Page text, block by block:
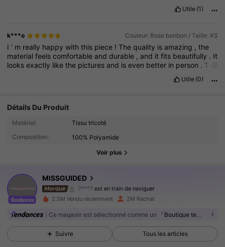
Utile (1)
k***o Couleur: Rose bonbon / Taille: XS
I’ m really happywiththis piece !Thequality is amazing ,the
materialfeelscomfortable anddurable , and itfits beautifully . It
looksexactly likethe pictures and iseven better in person . The
many
,well- madeclothing
Utile (0)
Détails Du Produit
Matériel:
Tissu tricoté
Composition:
100% Polyamide
Voir plus
MISSGUIDED
4.88 3M Suiveurs
7***7 est en train de naviguer
4.88
3M Suiveurs
2.5M Vendu récemment 2M Rachat
Ce magasin est sélectionné comme un 「Boutique tendance」
Suivre Tous les articles